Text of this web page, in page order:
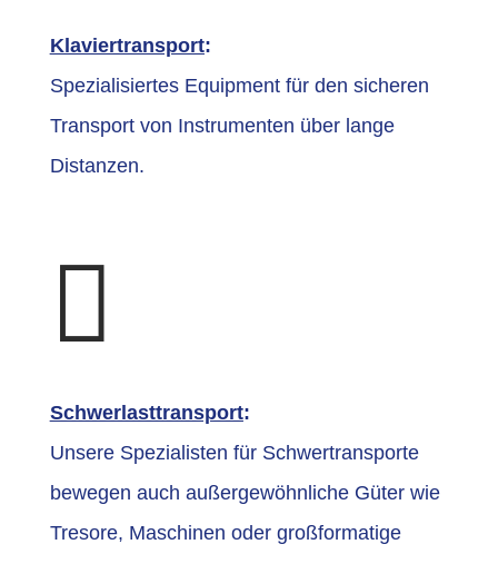
Klaviertransport:
Spezialisiertes Equipment für den sicheren
Transport von Instrumenten über lange
Distanzen.

Schwerlasttransport:
Unsere Spezialisten für Schwertransporte
bewegen auch außergewöhnliche Güter wie
Tresore, Maschinen oder großformatige